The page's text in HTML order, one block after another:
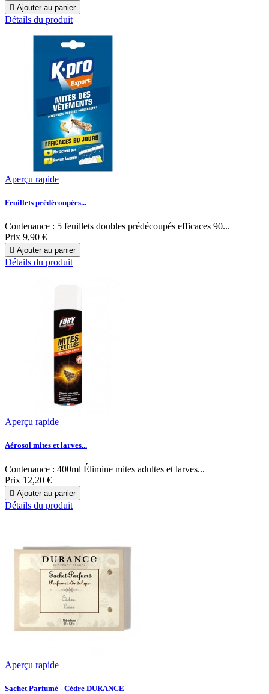
 Ajouter au panier
Détails du produit
Aperçu rapide
Feuillets prédécoupées...
Contenance : 5 feuillets doubles prédécoupés efficaces 90...
Prix 9,90 €
 Ajouter au panier
Détails du produit
Aperçu rapide
Aérosol mites et larves...
Contenance : 400ml Élimine mites adultes et larves...
Prix 12,20 €
 Ajouter au panier
Détails du produit
Aperçu rapide
Sachet Parfumé - Cèdre DURANCE